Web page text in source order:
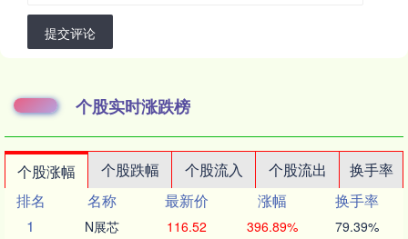
提交评论
个股实时涨跌榜
个股涨幅 个股跌幅 个股流入 个股流出
换手率
排名
名称 最新价 涨幅
换手率
1
N展芯 116.52 396.89% 79.39%